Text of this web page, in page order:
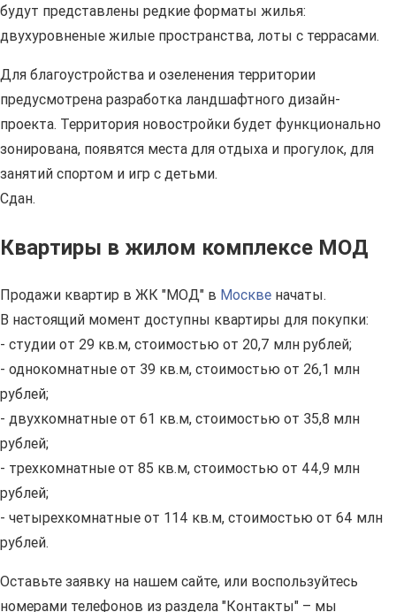
будут представлены редкие форматы жилья:
двухуровненые жилые пространства, лоты с террасами.
Для благоустройства и озеленения территории
предусмотрена разработка ландшафтного дизайн-
проекта. Территория новостройки будет функционально
зонирована, появятся места для отдыха и прогулок, для
занятий спортом и игр с детьми.
Сдан.
Квартиры в жилом комплексе МОД
Продажи квартир в ЖК "МОД" в Москве начаты.
В настоящий момент доступны квартиры для покупки:
- студии от 29 кв.м, стоимостью от 20,7 млн рублей;
- однокомнатные от 39 кв.м, стоимостью от 26,1 млн
рублей;
- двухкомнатные от 61 кв.м, стоимостью от 35,8 млн
рублей;
- трехкомнатные от 85 кв.м, стоимостью от 44,9 млн
рублей;
- четырехкомнатные от 114 кв.м, стоимостью от 64 млн
рублей.
Оставьте заявку на нашем сайте, или воспользуйтесь
номерами телефонов из раздела "Контакты" – мы